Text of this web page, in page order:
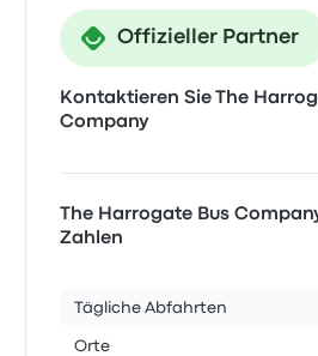
Offizieller Partner
Kontaktieren Sie The
Company
The Harrogate Bus
Zahlen
Tägliche Abfahrten
Orte